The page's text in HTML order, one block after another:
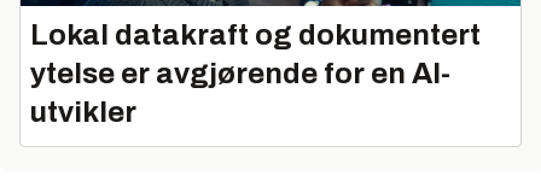
Lokal datakraft og dokumentert
ytelse er avgjørende for en AI-
utvikler